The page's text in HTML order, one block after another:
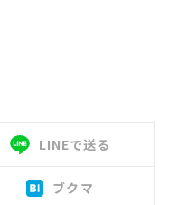
LINEで送る
ブクマ